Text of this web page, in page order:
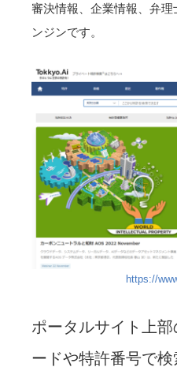
審決情報、企業情報、弁
ンジンです。
https://
ポータルサイト上
ードや特許番号で